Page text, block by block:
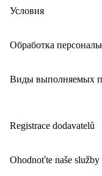
Условия
Обработка
Виды выполняемых
Registrace dodavatelů
Ohodnoťte naše služby